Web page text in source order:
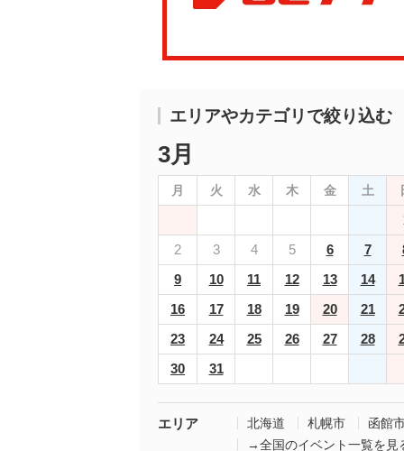
エリアやカテゴリで絞り込む
3月
月 火 水 木 金 土
2
3 4 5 6 7
9
10 11 12 13 14
16
17 18 19 20 21
23
24 25 26 27 28
30
31
エリア 北海道 札幌市
函館
→全国のイベント一覧を見